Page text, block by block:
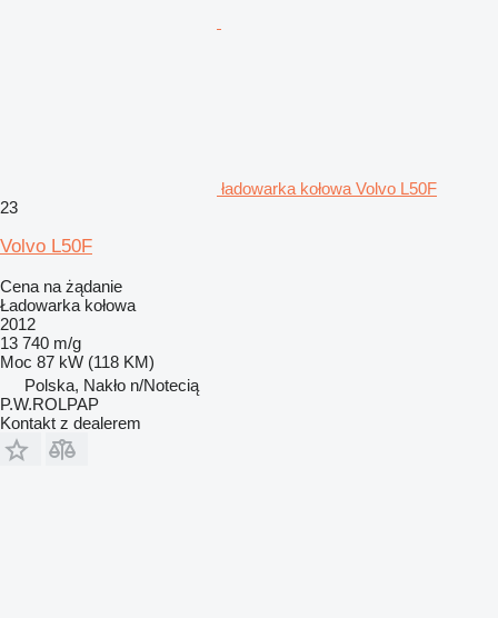
ładowarka kołowa Volvo L50F
23
Volvo L50F
Cena na żądanie
Ładowarka kołowa
2012
13 740 m/g
Moc 87 kW (118 KM)
Polska, Nakło n/Notecią
P.W.ROLPAP
Kontakt z dealerem